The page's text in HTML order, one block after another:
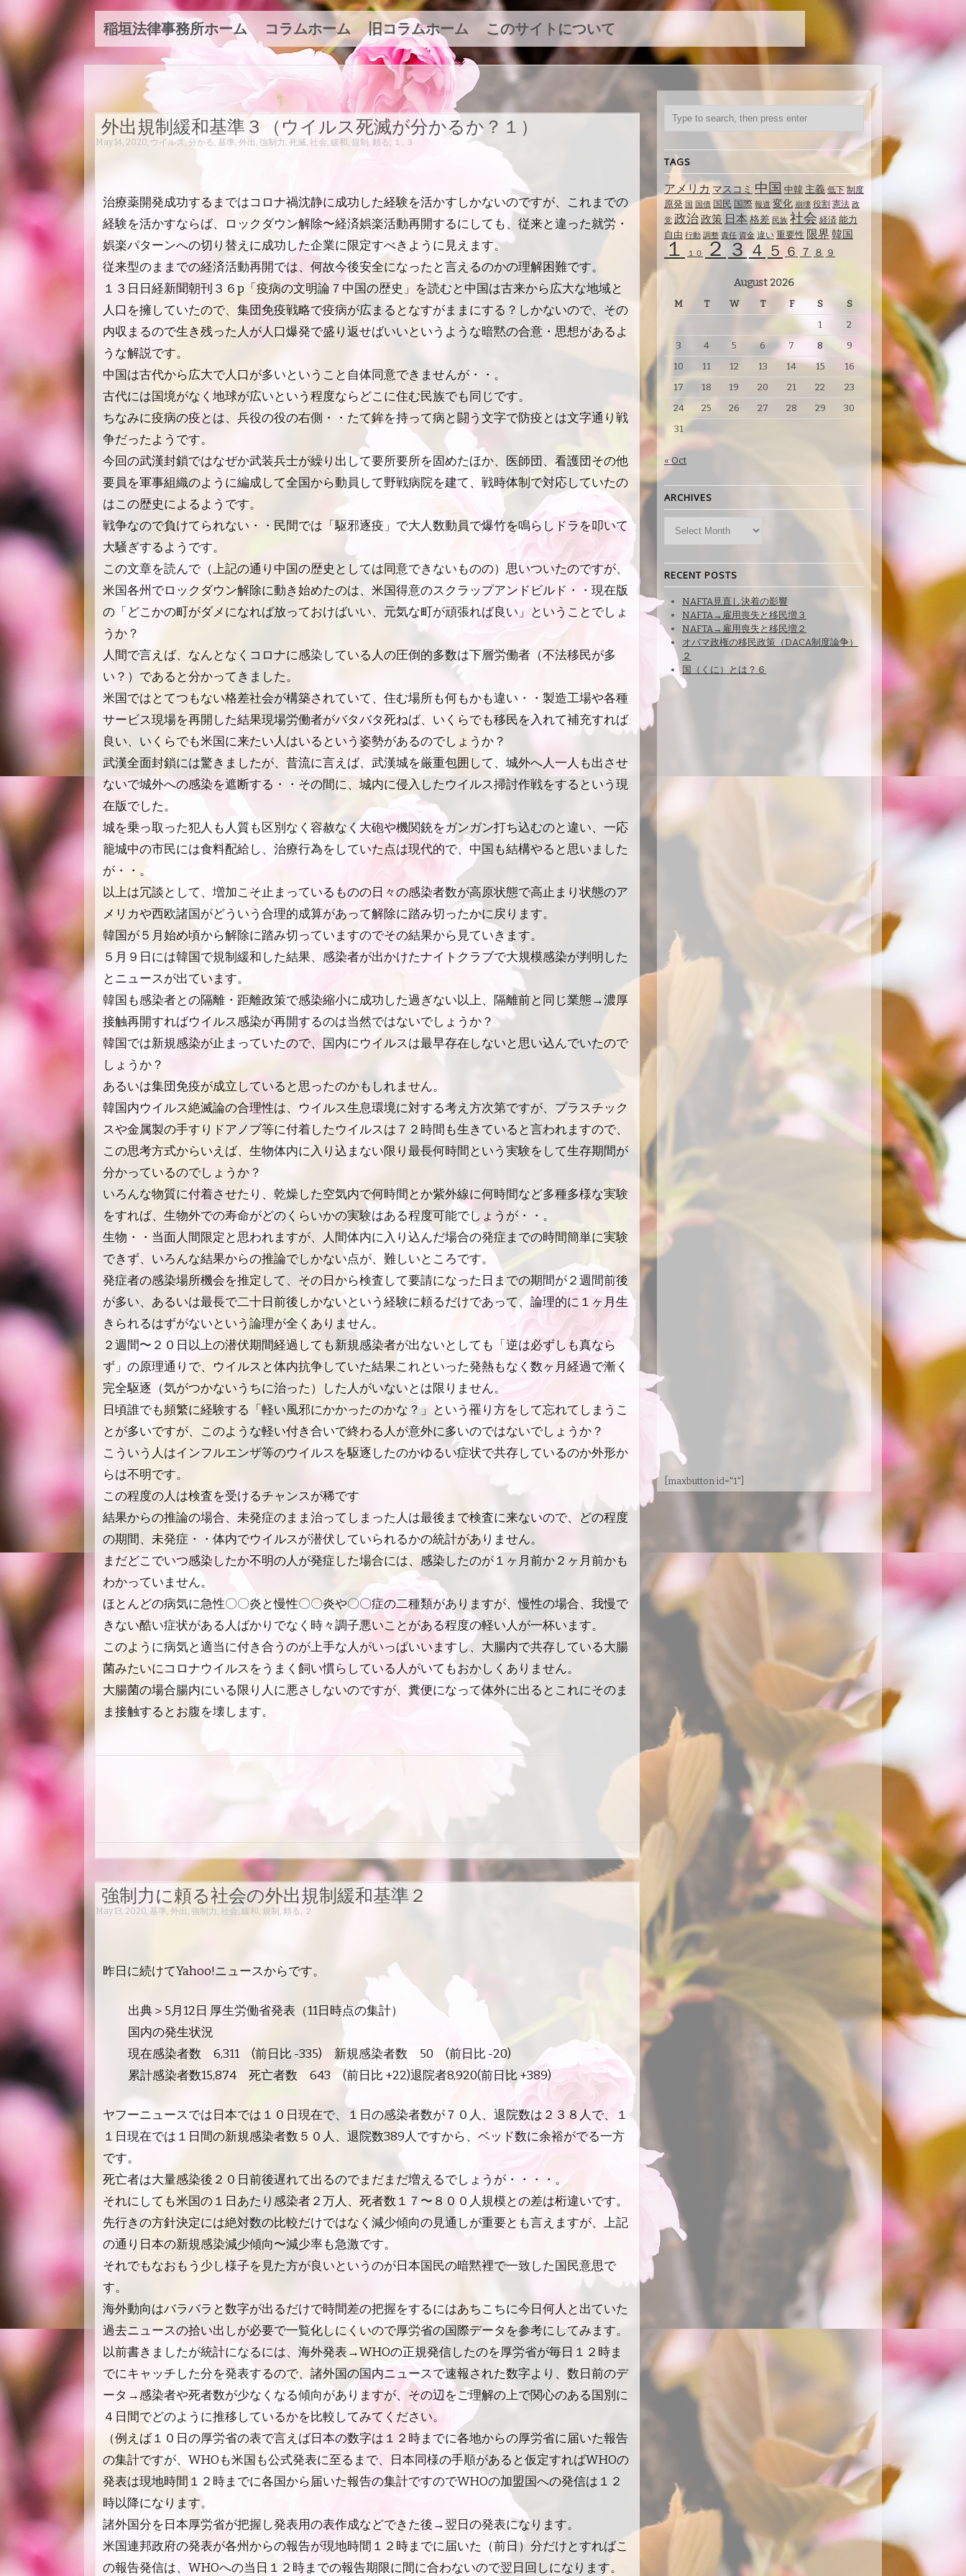
稲垣法律事務所ホーム コラムホーム 旧コラムホーム このサイトについて
外出規制緩和基準３（ウイルス死滅が分かるか？１）
May 14, 2020, ウイルス ,分かる , 基準, 外出 , 強制力 , 死滅, 社会, 緩和 , 規制 , 頼る , １ , ３
治療薬開発成功するまではコロナ禍沈静に成功した経験を活かすしかないのですが、これまでの
経験を活かすならば、ロックダウン解除〜経済娯楽活動再開するにしても、従来と違った就労・
娯楽パターンへの切り替えに成功した企業に限定すべきように見えます。
従来型のままでの経済活動再開では、何故今後安全になったと言えるのかの理解困難です。
１３日日経新聞朝刊３６p「疫病の文明論７中国の歴史」を読むと中国は古来から広大な地域と
人口を擁していたので、集団免疫戦略で疫病が広まるとなすがままにする？しかないので、その
内収まるので生き残った人が人口爆発で盛り返せばいいというような暗黙の合意・思想があるよ
うな解説です。
中国は古代から広大で人口が多いということ自体同意できませんが・・。
古代には国境がなく地球が広いという程度ならどこに住む民族でも同じです。
ちなみに疫病の疫とは、兵役の役の右側・・たて鉾を持って病と闘う文字で防疫とは文字通り戦
争だったようです。
今回の武漢封鎖ではなぜか武装兵士が繰り出して要所要所を固めたほか、医師団、看護団その他
要員を軍事組織のように編成して全国から動員して野戦病院を建て、戦時体制で対応していたの
はこの歴史によるようです。
戦争なので負けてられない・・民間では「駆邪逐疫」で大人数動員で爆竹を鳴らしドラを叩いて
大騒ぎするようです。
この文章を読んで（上記の通り中国の歴史としては同意できないものの）思いついたのですが、
米国各州でロックダウン解除に動き始めたのは、米国得意のスクラップアンドビルド・・現在版
の「どこかの町がダメになれば放っておけばいい、元気な町が頑張れば良い」ということでしょ
うか？
人間で言えば、なんとなくコロナに感染している人の圧倒的多数は下層労働者（不法移民が多
い？）であると分かってきました。
米国ではとてつもない格差社会が構築されていて、住む場所も何もかも違い・・製造工場や各種
サービス現場を再開した結果現場労働者がバタバタ死ねば、いくらでも移民を入れて補充すれば
良い、いくらでも米国に来たい人はいるという姿勢があるのでしょうか？
武漢全面封鎖には驚きましたが、昔流に言えば、武漢城を厳重包囲して、城外へ人一人も出させ
ないで城外への感染を遮断する・・その間に、城内に侵入したウイルス掃討作戦をするという現
在版でした。
城を乗っ取った犯人も人質も区別なく容赦なく大砲や機関銃をガンガン打ち込むのと違い、一応
籠城中の市民には食料配給し、治療行為をしていた点は現代的で、中国も結構やると思いました
が・・。
以上は冗談として、増加こそ止まっているものの日々の感染者数が高原状態で高止まり状態のア
メリカや西欧諸国がどういう合理的成算があって解除に踏み切ったかに戻ります。
韓国が５月始め頃から解除に踏み切っていますのでその結果から見ていきます。
５月９日には韓国で規制緩和した結果、感染者が出かけたナイトクラブで大規模感染が判明した
とニュースが出ています。
韓国も感染者との隔離・距離政策で感染縮小に成功した過ぎない以上、隔離前と同じ業態→濃厚
接触再開すればウイルス感染が再開するのは当然ではないでしょうか？
韓国では新規感染が止まっていたので、国内にウイルスは最早存在しないと思い込んでいたので
しょうか？
あるいは集団免疫が成立していると思ったのかもしれません。
韓国内ウイルス絶滅論の合理性は、ウイルス生息環境に対する考え方次第ですが、プラスチック
スや金属製の手すりドアノブ等に付着したウイルスは７２時間も生きていると言われますので、
この思考方式からいえば、生物体内に入り込まない限り最長何時間という実験をして生存期間が
分かっているのでしょうか？
いろんな物質に付着させたり、乾燥した空気内で何時間とか紫外線に何時間など多種多様な実験
をすれば、生物外での寿命がどのくらいかの実験はある程度可能でしょうが・・。
生物・・当面人間限定と思われますが、人間体内に入り込んだ場合の発症までの時間簡単に実験
できず、いろんな結果からの推論でしかない点が、難しいところです。
発症者の感染場所機会を推定して、その日から検査して要請になった日までの期間が２週間前後
が多い、あるいは最長で二十日前後しかないという経験に頼るだけであって、論理的に１ヶ月生
きられるはずがないという論理が全くありません。
２週間〜２０日以上の潜伏期間経過しても新規感染者が出ないとしても「逆は必ずしも真なら
ず」の原理通りで、ウイルスと体内抗争していた結果これといった発熱もなく数ヶ月経過で漸く
完全駆逐（気がつかないうちに治った）した人がいないとは限りません。
日頃誰でも頻繁に経験する「軽い風邪にかかったのかな？」という罹り方をして忘れてしまうこ
とが多いですが、このような軽い付き合いで終わる人が意外に多いのではないでしょうか？
こういう人はインフルエンザ等のウイルスを駆逐したのかゆるい症状で共存しているのか外形か
らは不明です。
この程度の人は検査を受けるチャンスが稀です
結果からの推論の場合、未発症のまま治ってしまった人は最後まで検査に来ないので、どの程度
の期間、未発症・・体内でウイルスが潜伏していられるかの統計がありません。
まだどこでいつ感染したか不明の人が発症した場合には、感染したのが１ヶ月前か２ヶ月前かも
わかっていません。
ほとんどの病気に急性〇〇炎と慢性〇〇炎や〇〇症の二種類がありますが、慢性の場合、我慢で
きない酷い症状がある人ばかりでなく時々調子悪いことがある程度の軽い人が一杯います。
このように病気と適当に付き合うのが上手な人がいっぱいいますし、大腸内で共存している大腸
菌みたいにコロナウイルスをうまく飼い慣らしている人がいてもおかしくありません。
大腸菌の場合腸内にいる限り人に悪さしないのですが、糞便になって体外に出るとこれにそのま
ま接触するとお腹を壊します。
強制力に頼る社会の外出規制緩和基準２
May 13, 2020, 基準, 外出 , 強制力 , 社会, 緩和 , 規制 , 頼る , ２
昨日に続けてYahoo!ニュースからです。
出典＞5月12日 厚生労働省発表（11日時点の集計）
国内の発生状況
現在感染者数 6,311 (前日比 -335) 新規感染者数 50 (前日比 -20)
累計感染者数15,874 死亡者数 643 (前日比 +22)退院者8,920(前日比 +389)
ヤフーニュースでは日本では１０日現在で、１日の感染者数が７０人、退院数は２３８人で、１
１日現在では１日間の新規感染者数５０人、退院数389人ですから、ベッド数に余裕がでる一方
です。
死亡者は大量感染後２０日前後遅れて出るのでまだまだ増えるでしょうが・・・・。
それにしても米国の１日あたり感染者２万人、死者数１７〜８００人規模との差は桁違いです。
先行きの方針決定には絶対数の比較だけではなく減少傾向の見通しが重要とも言えますが、上記
の通り日本の新規感染減少傾向〜減少率も急激です。
それでもなおもう少し様子を見た方が良いというのが日本国民の暗黙裡で一致した国民意思で
す。
海外動向はバラバラと数字が出るだけで時間差の把握をするにはあちこちに今日何人と出ていた
過去ニュースの拾い出しが必要で一覧化しにくいので厚労省の国際データを参考にしてみます。
以前書きましたが統計になるには、海外発表→WHOの正規発信したのを厚労省が毎日１２時ま
でにキャッチした分を発表するので、諸外国の国内ニュースで速報された数字より、数日前のデ
ータ→感染者や死者数が少なくなる傾向がありますが、その辺をご理解の上で関心のある国別に
４日間でどのように推移しているかを比較してみてください。
（例えば１０日の厚労省の表で言えば日本の数字は１２時までに各地からの厚労省に届いた報告
の集計ですが、WHOも米国も公式発表に至るまで、日本同様の手順があると仮定すればWHOの
発表は現地時間１２時までに各国から届いた報告の集計ですのでWHOの加盟国への発信は１２
時以降になります。
諸外国分を日本厚労省が把握し発表用の表作成などできた後→翌日の発表になります。
米国連邦政府の発表が各州からの報告が現地時間１２時までに届いた（前日）分だけとすればこ
の報告発信は、WHOへの当日１２時までの報告期限に間に合わないので翌日回しになります。
TAGS
アメリカ マスコミ 中国 中韓 主義 低下 制度
原発 国 国債 国民 国際 報道 変化 崩壊 役割 憲法 政
党 政治政策 日本格差 民族 社会 経済 能力
自由 行動 調整 責任 資金 違い 重要性 限界 韓国
１ １０ ２ ３４ ５ ６ ７ ８ ９
August 2026
M T W T F S
S
1
2
3
4 5 6 7 8
9
10
11 12 13 14 15
16
17
18 19 20 21 22
23
24
25 26 27 28 29
30
31
« Oct
ARCHIVES
RECENT POSTS
NAFTA見直し決着の影響
NAFTA→雇用喪失と移民増３
NAFTA→雇用喪失と移民増２
オバマ政権の移民政策（DACA制度論争）
２
国（くに）とは？６
[maxbutton id="1"]